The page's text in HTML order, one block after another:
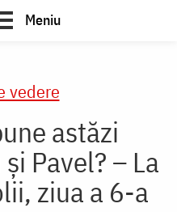
Meniu
vedere
astăzi
Pavel? – La
ziua a 6-a